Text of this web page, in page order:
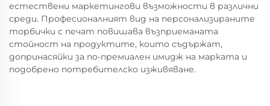
естествени маркетингови възможности в различни
среди. Професионалният вид на персонализираните
торбички с печат повишава възприеманата
стойност на продуктите, които съдържат,
допринасяйки за по-премиален имидж на марката и
подобрено потребителско изживяване.